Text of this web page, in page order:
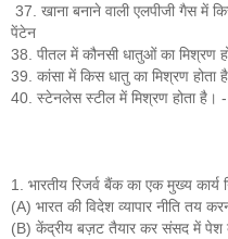
37. खाना बनाने वाली एलपीजी गैस में
पेंटेन
38. पीतल में कौनसी धातुओं का मिश्रण
39. कांसा में किस धातु का मिश्रण होता
40. स्टेनलेस स्टील में मिश्रण होता है। -
1. भारतीय रिजर्व बैंक का एक मुख्य
(A) भारत की विदेश व्यापार नीति तय
(B) केंद्रीय बज़ट तैयार कर संसद में पेश